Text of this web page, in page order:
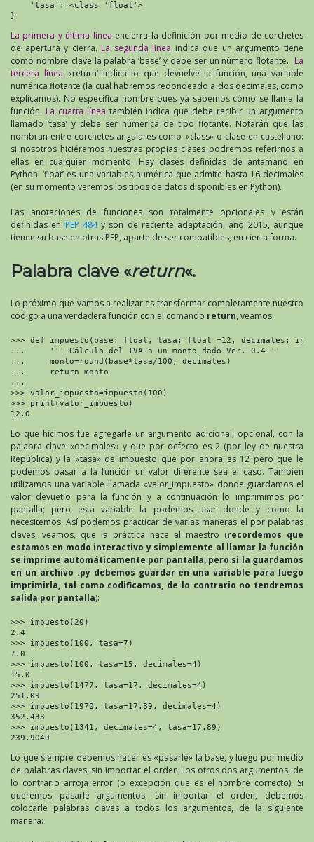
    'tasa': <class 'float'>
}
La primera y última línea encierra la definición por medio de corchetes
de apertura y cierra. La segunda línea indica que un argumento tiene
como nombre clave la palabra ‘base’ y debe ser un número flotante. La
tercera línea «return’ indica lo que devuelve la función, una variable
numérica flotante (la cual habremos redondeado a dos decimales, como
explicamos). No especifica nombre pues ya sabemos cómo se llama la
función. La cuarta línea también indica que debe recibir un argumento
llamado ‘tasa’ y debe ser númerica de tipo flotante. Notarán que las
nombran entre corchetes angulares como «class» o clase en castellano:
si nosotros hiciéramos nuestras propias clases podremos referirnos a
ellas en cualquier momento. Hay clases definidas de antamano en
Python: ‘float’ es una variables numérica que admite hasta 16 decimales
(en su momento veremos los tipos de datos disponibles en Python).
Las anotaciones de funciones son totalmente opcionales y están
definidas en PEP 484y son de reciente adaptación, año 2015, aunque
tienen su base en otras PEP, aparte de ser compatibles, en cierta forma.
Palabra clave «return«.
Lo próximo que vamos a realizar es transformar completamente nuestro
código a una verdadera función con el comando return, veamos:
>>> def impuesto(base: float, tasa: float =12, decimales:
...     ''' Cálculo del IVA a un monto dado Ver. 0.4'''
...     monto=round(base*tasa/100, decimales)
...     return monto
...
>>> valor_impuesto=impuesto(100)
>>> print(valor_impuesto)
12.0
Lo que hicimos fue agregarle un argumento adicional, opcional, con la
palabra clave «decimales» y que por defecto es 2 (por ley de nuestra
República) y la «tasa» de impuesto que por ahora es 12 pero que le
podemos pasar a la función un valor diferente sea el caso. También
utilizamos una variable llamada «valor_impuesto» donde guardamos el
valor devuetlo para la función y a continuación lo imprimimos por
pantalla; pero esta variable la podemos usar donde y como la
necesitemos. Así podemos practicar de varias maneras el por palabras
claves, veamos, que la práctica hace al maestro (recordemos que
estamos en modo interactivo y simplemente al llamar la función
se imprime automáticamente por pantalla, pero si la guardamos
en un archivo .py debemos guardar en una variable para luego
imprimirla, tal como codificamos, de lo contrario no tendremos
salida por pantalla):
>>> impuesto(20)
2.4
>>> impuesto(100, tasa=7)
7.0
>>> impuesto(100, tasa=15, decimales=4)
15.0
>>> impuesto(1477, tasa=17, decimales=4)
251.09
>>> impuesto(1970, tasa=17.89, decimales=4)
352.433
>>> impuesto(1341, decimales=4, tasa=17.89)
239.9049
Lo que siempre debemos hacer es «pasarle» la base, y luego por medio
de palabras claves, sin importar el orden, los otros dos argumentos, de
lo contrario arroja error (o excepción que es el nombre correcto). Si
queremos pasarle argumentos, sin importar el orden, debemos
colocarle palabras claves a todos los argumentos, de la siguiente
manera: